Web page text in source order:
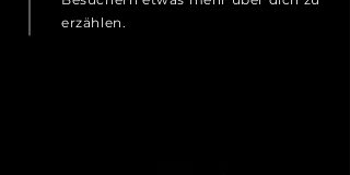
erzählen.